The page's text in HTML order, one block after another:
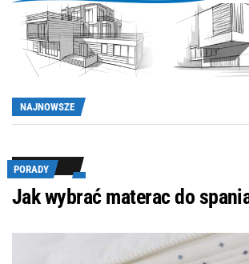
NAJNOWSZE
PORADY
Jak wybrać materac do